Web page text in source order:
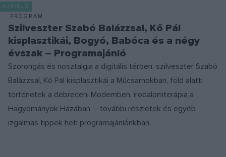
AJÁNLÓ
PROGRAM
Szilveszter Szabó Balázzsal, Kő Pál
kisplasztikái, Bogyó, Babóca és a négy
évszak – Programajánló
Szorongás és nosztalgia a digitális térben, szilveszter Szabó
Balázzsal, Kő Pál kisplasztikái a Műcsarnokban, föld alatti
történetek a debreceni Modemben, irodalomterápia a
Hagyományok Házában – további részletek és egyéb
izgalmas tippek heti programajánlónkban.